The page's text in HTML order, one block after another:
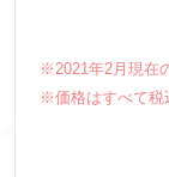
※2021年2月現在
※価格はすべて税